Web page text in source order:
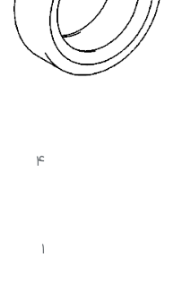
لوازم الکتریکی و کامپیوتر کرولا
لوازم الکتریکی و کامپیوتر یاریس
4
1